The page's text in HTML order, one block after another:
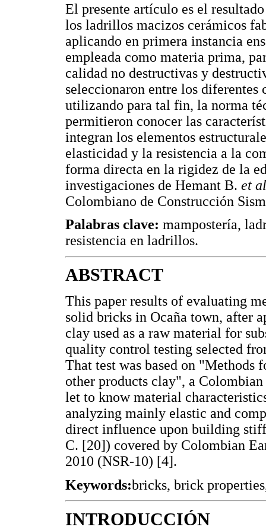
El presente artículo es el
los ladrillos macizos cerámicos
aplicando en primera instancia
empleada como materia prima,
calidad no destructivas y
seleccionaron entre los diferentes
utilizando para tal fin, la norma
permitieron conocer las
integran los elementos
elasticidad y la resistencia a la
forma directa en la rigidez de la
investigaciones de Hemant B. et
Colombiano de Construcción
Palabras clave: mampostería,
resistencia en ladrillos.
ABSTRACT
This paper results of evaluating
solid bricks in Ocaña town, after
clay used as a raw material for
quality control testing selected
That test was based on "Methods
other products clay", a
let to know material
analyzing mainly elastic and
direct influence upon building
C. [20]) covered by Colombian
2010 (NSR-10) [4].
Keywords:bricks, brick
INTRODUCCIÓN